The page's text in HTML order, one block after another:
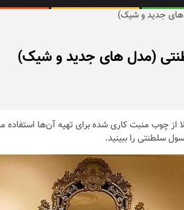
های جدید و شیک)
(مدل های جدید و شیک)
از چوب منبت کاری شده برای تهیه آن‌ها استفاده
سلطنتی را ببینید.